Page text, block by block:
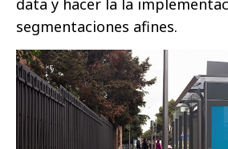
segmentaciones afines.